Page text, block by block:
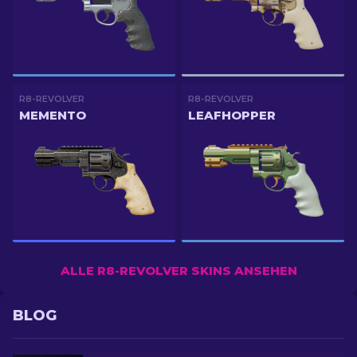
R8-REVOLVER
MEMENTO
R8-REVOLVER
LEAFHOPPER
ALLE R8-REVOLVER SKINS ANSEHEN
BLOG